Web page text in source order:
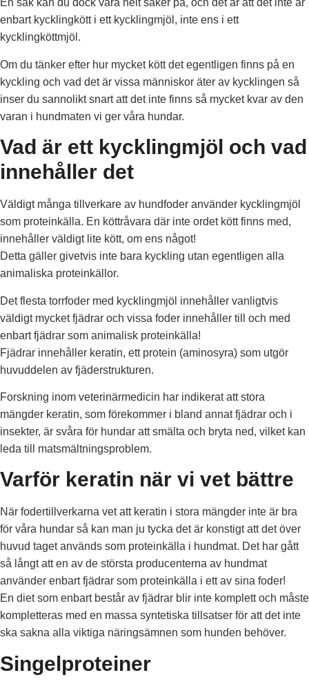
En sak kan du dock vara helt säker på, och det är att det inte är
enbart kycklingkött i ett kycklingmjöl, inte ens i ett
kycklingköttmjöl.
Om du tänker efter hur mycket kött det egentligen finns på en
kyckling och vad det är vissa människor äter av kycklingen så
inser du sannolikt snart att det inte finns så mycket kvar av den
varan i hundmaten vi ger våra hundar.
Vad är ett kycklingmjöl och vad
innehåller det
Väldigt många tillverkare av hundfoder använder kycklingmjöl
som proteinkälla. En köttråvara där inte ordet kött finns med,
innehåller väldigt lite kött, om ens något!
Detta gäller givetvis inte bara kyckling utan egentligen alla
animaliska proteinkällor.
Det flesta torrfoder med kycklingmjöl innehåller vanligtvis
väldigt mycket fjädrar och vissa foder innehåller till och med
enbart fjädrar som animalisk proteinkälla!
Fjädrar innehåller keratin, ett protein (aminosyra) som utgör
huvuddelen av fjäderstrukturen.
Forskning inom veterinärmedicin har indikerat att stora
mängder keratin, som förekommer i bland annat fjädrar och i
insekter, är svåra för hundar att smälta och bryta ned, vilket kan
leda till matsmältningsproblem.
Varför keratin när vi vet bättre
När fodertillverkarna vet att keratin i stora mängder inte är bra
för våra hundar så kan man ju tycka det är konstigt att det över
huvud taget används som proteinkälla i hundmat. Det har gått
så långt att en av de största producenterna av hundmat
använder enbart fjädrar som proteinkälla i ett av sina foder!
En diet som enbart består av fjädrar blir inte komplett och måste
kompletteras med en massa syntetiska tillsatser för att det inte
ska sakna alla viktiga näringsämnen som hunden behöver.
Singelproteiner